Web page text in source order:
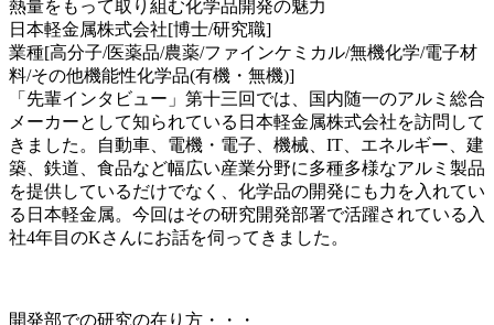
熱量をもって取り組む化学品開発の魅力
日本軽金属株式会社[博士/研究職]
業種[高分子/医薬品/農薬/ファインケミカル/無機化学/電子材
料/その他機能性化学品(有機・無機)]
「先輩インタビュー」第十三回では、国内随一のアルミ総合
メーカーとして知られている日本軽金属株式会社を訪問して
きました。自動車、電機・電子、機械、IT、エネルギー、建
築、鉄道、食品など幅広い産業分野に多種多様なアルミ製品
を提供しているだけでなく、化学品の開発にも力を入れてい
る日本軽金属。今回はその研究開発部署で活躍されている入
社4年目のKさんにお話を伺ってきました。
開発部での研究の在り方・・・